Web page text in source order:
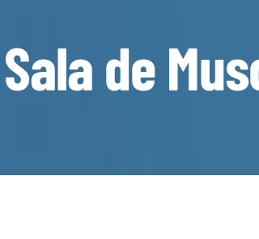
Sala de